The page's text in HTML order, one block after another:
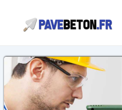
contenu